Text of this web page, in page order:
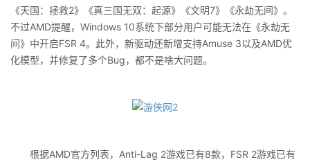
《天国：拯救2》《真三国无双：起源》《文明7》《永劫无间》。
不过AMD提醒，Windows 10系统下部分用户可能无法在《永劫无
间》中开启FSR 4。此外，新驱动还新增支持Amuse 3以及AMD优
化模型，并修复了多个Bug，都不是啥大问题。
根据AMD官方列表，Anti-Lag 2游戏已有8款，FSR 2游戏已有